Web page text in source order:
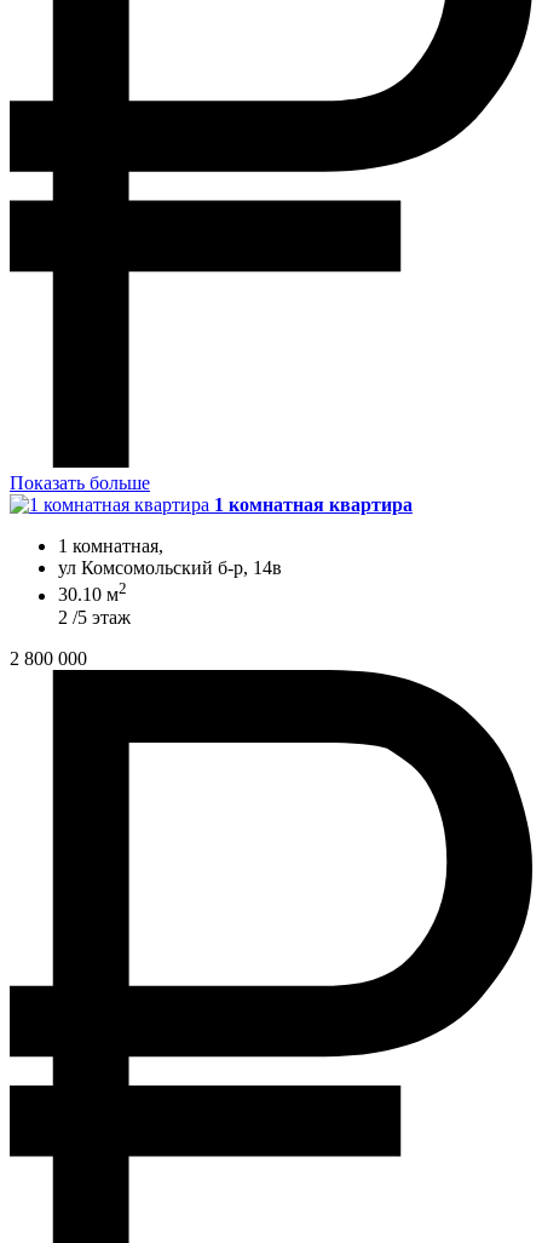
Показать больше
1 комнатная квартира
1 комнатная,
ул Комсомольский б-р, 14в
30.10 м2
2 /5 этаж
2 800 000